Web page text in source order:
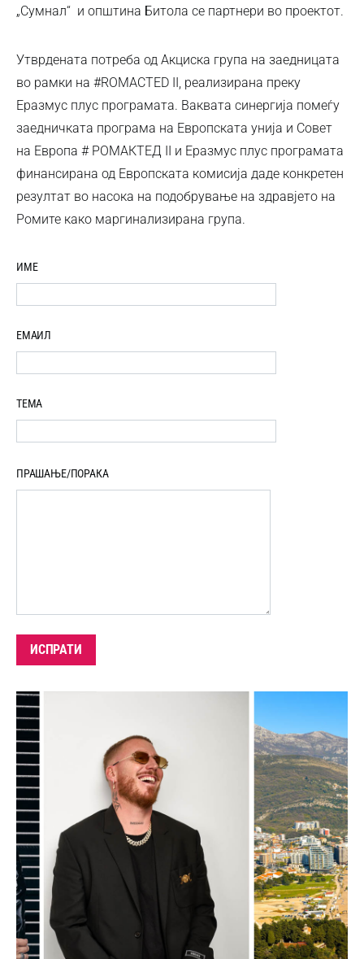
„Сумнал“ и општина Битола се партнери во проектот.
Утврдената потреба од Акциска група на заедницата
во рамки на #RОМАCТЕD II, реализирана преку
Еразмус плус програмата. Ваквата синергија помеѓу
заедничката програма на Европската унија и Совет
на Европа # РОМАКТЕД II и Еразмус плус програмата
финансирана од Европската комисија даде конкретен
резултат во насока на подобрување на здравјето на
Ромите како маргинализирана група.
ИМЕ
ЕМАИЛ
ТЕМА
ПРАШАЊЕ/ПОРАКА